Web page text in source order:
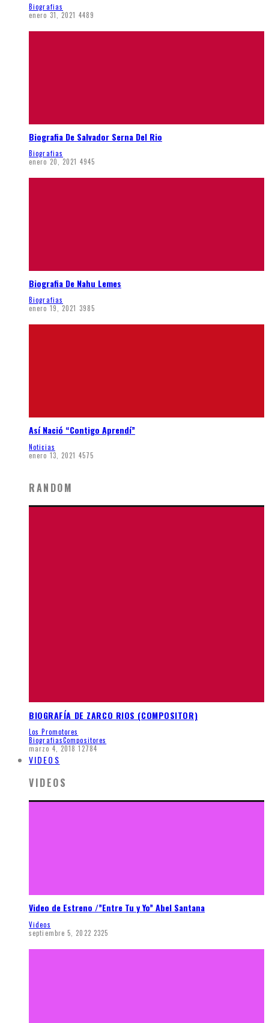
Biografias
enero 31, 2021 4489
Biografia De Salvador Serna Del Rio
Biografias
enero 20, 2021 4945
Biografia De Nahu Lemes
Biografias
enero 19, 2021 3985
Así Nació “Contigo Aprendí”
Noticias
enero 13, 2021 4575
RANDOM
BIOGRAFÍA DE ZARCO RIOS (COMPOSITOR)
Los Promotores
BiografiasCompositores
marzo 4, 2018 12784
VIDEOS
VIDEOS
Video de Estreno /”Entre Tu y Yo” Abel Santana
Videos
septiembre 5, 2022 2325